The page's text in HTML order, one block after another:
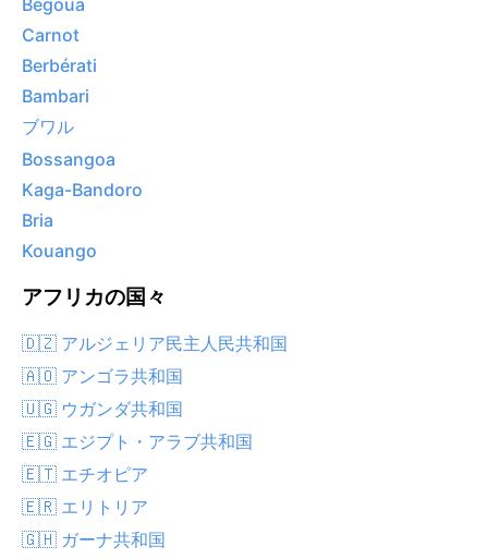
Bégoua
Carnot
Berbérati
Bambari
ブワル
Bossangoa
Kaga-Bandoro
Bria
Kouango
アフリカの国々
🇩🇿 アルジェリア民主人民共和国
🇦🇴 アンゴラ共和国
🇺🇬 ウガンダ共和国
🇪🇬 エジプト・アラブ共和国
🇪🇹 エチオピア
🇪🇷 エリトリア
🇬🇭 ガーナ共和国